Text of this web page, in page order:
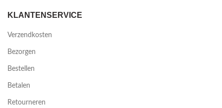
KLANTENSERVICE
Verzendkosten
Bezorgen
Bestellen
Betalen
Retourneren